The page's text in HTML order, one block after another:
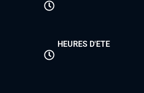
HEURES D'ETE